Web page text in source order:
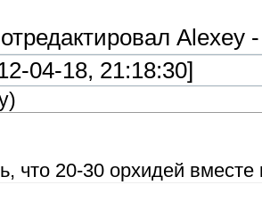
Alexey
04-18, 21:18:30]
)
что 20-30 орхидей